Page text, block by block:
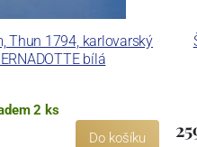
Thun 1794, karlovarský
bílá
2 ks
Do košíku